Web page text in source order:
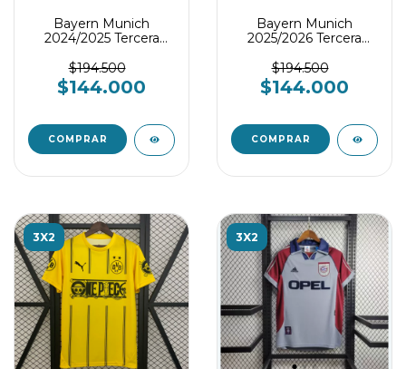
Bayern Munich
2024/2025 Tercera
$194.500
$144.000
COMPRAR
Bayern Munich
2025/2026 Tercera
$194.500
$144.000
COMPRAR
3X2 3X2